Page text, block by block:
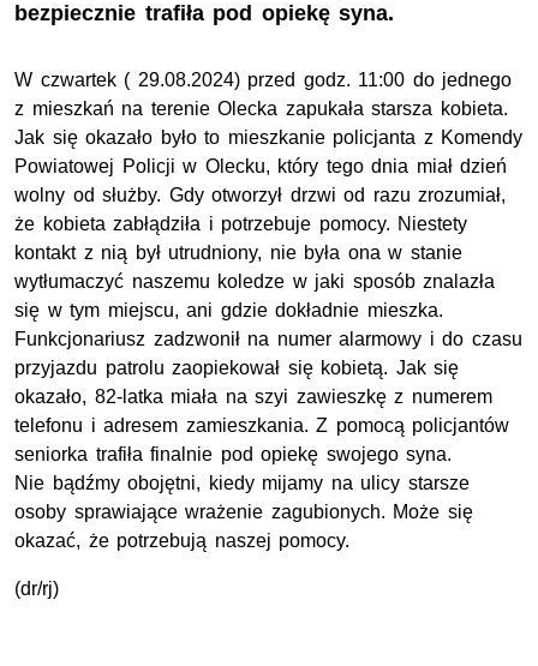
bezpiecznie trafiła pod opiekę syna.
W czwartek ( 29.08.2024) przed godz. 11:00 do jednego
z mieszkań na terenie Olecka zapukała starsza kobieta.
Jak się okazało było to mieszkanie policjanta z Komendy
Powiatowej Policji w Olecku, który tego dnia miał dzień
wolny od służby. Gdy otworzył drzwi od razu zrozumiał,
że kobieta zabłądziła i potrzebuje pomocy. Niestety
kontakt z nią był utrudniony, nie była ona w stanie
wytłumaczyć naszemu koledze w jaki sposób znalazła
się w tym miejscu, ani gdzie dokładnie mieszka.
Funkcjonariusz zadzwonił na numer alarmowy i do czasu
przyjazdu patrolu zaopiekował się kobietą. Jak się
okazało, 82-latka miała na szyi zawieszkę z numerem
telefonu i adresem zamieszkania. Z pomocą policjantów
seniorka trafiła finalnie pod opiekę swojego syna.
Nie bądźmy obojętni, kiedy mijamy na ulicy starsze
osoby sprawiające wrażenie zagubionych. Może się
okazać, że potrzebują naszej pomocy.
(dr/rj)